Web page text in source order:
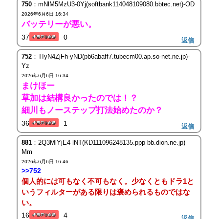
750：mNlM5MzU3-0Yj(softbank114048109080.bbtec.net)-OD
2026年6月6日 16:34
バッテリーが悪い。
37 0 返信
752：TIyN4ZjFh-yND(pb6abaff7.tubecm00.ap.so-net.ne.jp)-
Yz
2026年6月6日 16:34
まけほー
草加は結構良かったのでは！？
細川もノーステップ打法始めたのか？
36 1 返信
881：2Q3MlYjE4-lNT(KD111096248135.ppp-bb.dion.ne.jp)-
Mm
2026年6月6日 16:46
>>752
個人的には可もなく不可もなく。少なくともドラ1と
いうフィルターがある限りは褒められるものではな
い。
16 4